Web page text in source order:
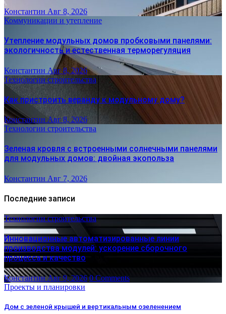
Константин Авг 8, 2026
Коммуникации и утепление
Утепление модульных домов пробковыми панелями:
экологичность и естественная терморегуляция
Константин Авг 8, 2026
Технологии строительства
Как пристроить веранду к модульному дому?
Константин Авг 8, 2026
Технологии строительства
Зеленая кровля с встроенными солнечными панелями
для модульных домов: двойная экопольза
Константин Авг 7, 2026
Последние записи
Технологии строительства
Инновационные автоматизированные линии
производства модулей: ускорение сборочного
процесса и качество
КонстантинАвг 9, 2026 0 Comments
Проекты и планировки
Дом с зеленой крышей и вертикальным озеленением